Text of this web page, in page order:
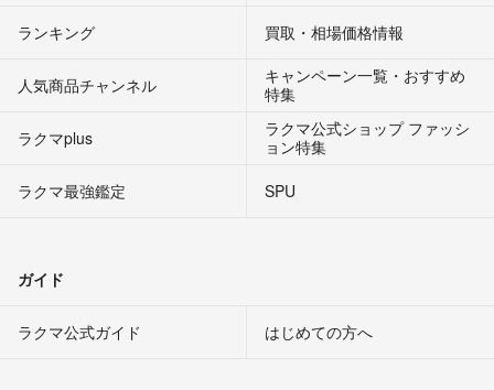
ランキング 買取・相場価格情報
人気商品チャンネル
キャンペーン一覧・おすすめ
特集
ラクマplus
ラクマ公式ショップ ファッシ
ョン特集
ラクマ最強鑑定
SPU
ガイド
ラクマ公式ガイド はじめての方へ